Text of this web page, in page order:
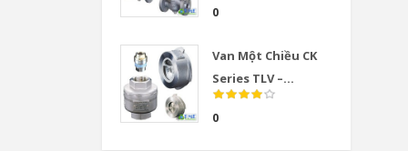
0
Van Một Chiều CK
Series TLV –...
0